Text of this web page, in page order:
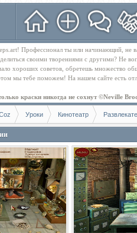
Профессионал ты или начинающий,
своими творениями с другими? Не
хороших советов, обретешь множество
мы тебе поможем! На нашем сайте есть
краски никогда не сохнут ©Neville
Уроки Кинотеатр